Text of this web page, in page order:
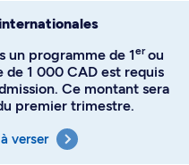
un programme de 1erou
de 1 000 CAD est requis
Ce montant sera
premier trimestre.
verser